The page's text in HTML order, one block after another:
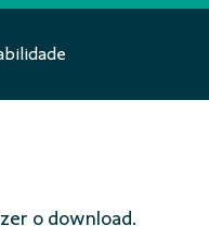
o download.